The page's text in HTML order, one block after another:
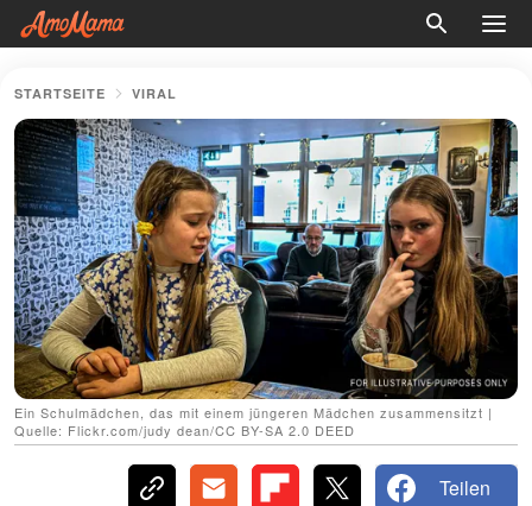
STARTSEITE VIRAL
Ein Schulmädchen, das mit einem jüngeren Mädchen zusammensitzt |
Quelle: Flickr.com/judy dean/CC BY-SA 2.0 DEED
Teilen